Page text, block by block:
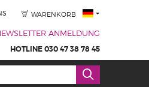
WARENKORB
ANMELDUNG
HOTLINE 030 47 38 78 45